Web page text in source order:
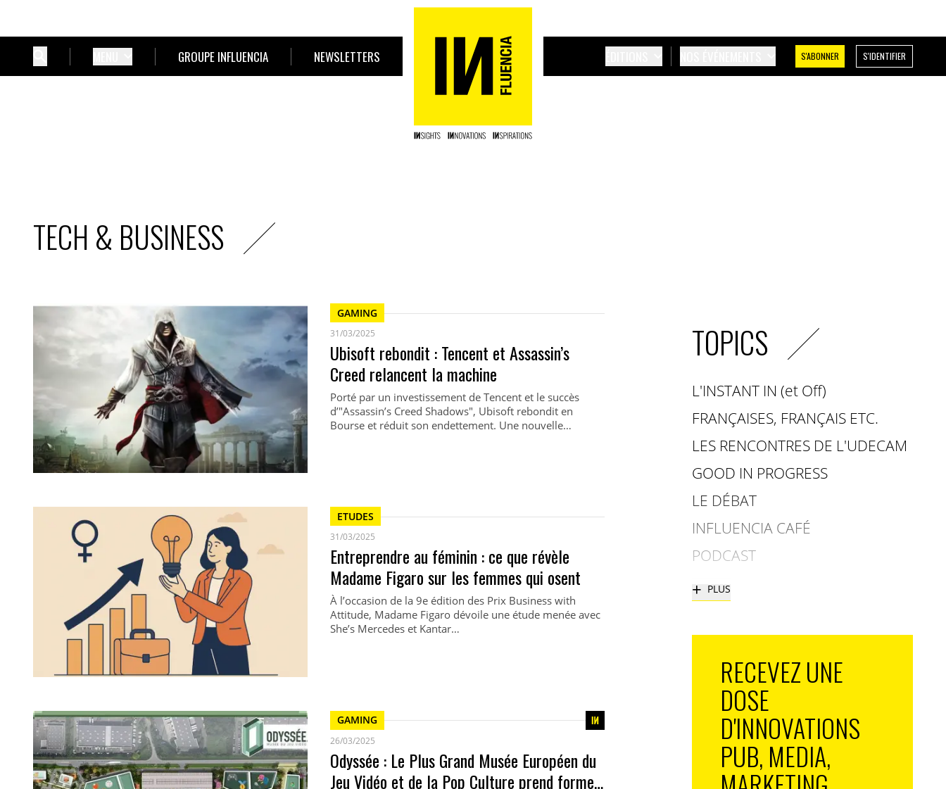
GROUPE INFLUENCIA NEWSLETTERS S'ABONNER S'IDENTIFIER
TECH & BUSINESS
GAMING
31/03/2025
Ubisoft rebondit : Tencent et Assassin’s
Creed relancent la machine
Porté par un investissement de Tencent et le succès
d’"Assassin’s Creed Shadows", Ubisoft rebondit en
Bourse et réduit son endettement. Une nouvelle…
ETUDES
31/03/2025
Entreprendre au féminin : ce que révèle
Madame Figaro sur les femmes qui osent
À l’occasion de la 9e édition des Prix Business with
Attitude, Madame Figaro dévoile une étude menée avec
She’s Mercedes et Kantar…
GAMING
26/03/2025
Odyssée : Le Plus Grand Musée Européen du
Jeu Vidéo et de la Pop Culture prend forme…
TOPICS
L'INSTANT IN (et Off)
FRANÇAISES, FRANÇAIS ETC.
LES RENCONTRES DE L'UDECAM
GOOD IN PROGRESS
LE DÉBAT
INFLUENCIA CAFÉ
PODCAST
+ PLUS
RECEVEZ UNE
DOSE
D'INNOVATIONS
PUB, MEDIA,